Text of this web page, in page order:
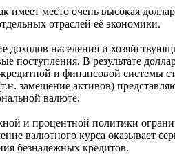
место очень высокая
отраслей её экономики.
населения и
поступления. В результате
и финансовой системы
замещение активов)
валюте.
и процентной политики
валютного курса оказывает
безнадежных кредитов.